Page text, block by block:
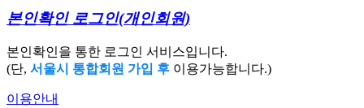
본인확인 로그인(개인회원)
본인확인을 통한 로그인 서비스입니다.
(단, 서울시 통합회원 가입 후 이용가능합니다.)
이용안내